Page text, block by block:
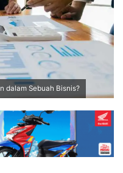
dalam Sebuah Bisnis?